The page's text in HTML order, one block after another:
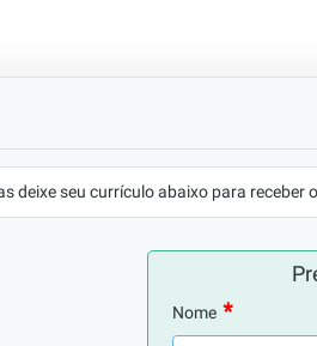
de conteúdos e materiais
instrumentos avaliativos,
turmas do Ensino Médio;
- coletivo e individual) junto ao
deixe seu currículo abaixo para receber
Nome